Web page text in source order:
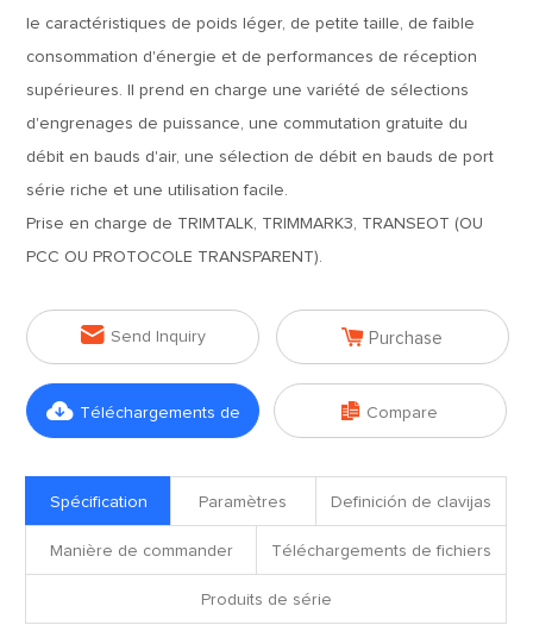
le caractéristiques de poids léger, de petite taille, de faible
consommation d'énergie et de performances de réception
supérieures. Il prend en charge une variété de sélections
d'engrenages de puissance, une commutation gratuite du
débit en bauds d'air, une sélection de débit en bauds de port
série riche et une utilisation facile.
Prise en charge de TRIMTALK, TRIMMARK3, TRANSEOT (OU
PCC OU PROTOCOLE TRANSPARENT).
 Send Inquiry  Purchase
 Téléchargements de  Compare
Spécification Paramètres Definición de clavijas
Manière de commander Téléchargements de fichiers
Produits de série